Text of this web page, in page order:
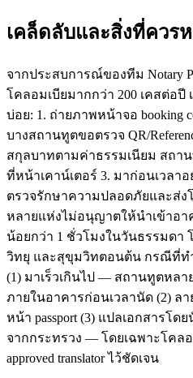
เคล็ดลับและสิ่งที่ควร
จากประสบการณ์ของทีม Notary
โคลอมเบียมากกว่า 200 เคสต่อปี
บ่อย: 1. ถ่ายภาพหน้าจอ booking
บางสถานทูตขอตรวจ QR/
สกุลบาทตามค่าธรรมเนียม สถา
ที่หน้าเคาน์เตอร์ 3. มาก่อนเวลา
ตรวจรักษาความปลอดภัยและส่
หลายแห่งไม่อนุญาตให้นำเข้าอาค
น้อยกว่า 1 ชั่วโมงในวันธรรมดา
วิทยุ และสุขุมวิทตอนต้น กรณีที่ท
(1) มาเร็วเกินไป — สถานทูตหล
ภายในอาคารก่อนเวลานัด (2) ล
หน้า passport (3) แปลเอกสารโ
จากกระทรวง — โดยเฉพาะโคล
approved translator ไว้ชัดเจน